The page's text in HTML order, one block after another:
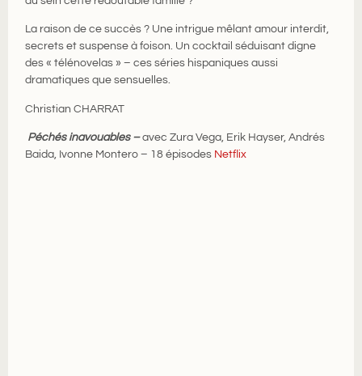
La raison de ce succès ? Une intrigue mêlant amour interdit,
secrets et suspense à foison. Un cocktail séduisant digne
des « télénovelas » – ces séries hispaniques aussi
dramatiques que sensuelles.
Christian CHARRAT
Péchés inavouables –avec Zura Vega, Erik Hayser, Andrés
Baida, Ivonne Montero – 18 épisodes Netflix